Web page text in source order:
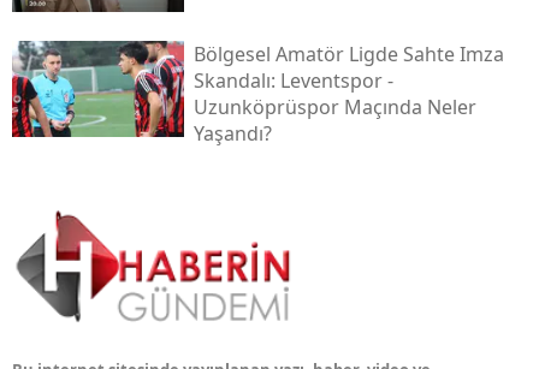
Bölgesel Amatör Ligde Sahte Imza
Skandalı: Leventspor -
Uzunköprüspor Maçında Neler
Yaşandı?